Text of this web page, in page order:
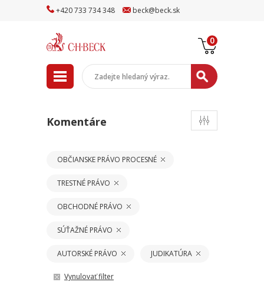
+420733 734348 beck@beck.sk
0
Komentáre
OBČIANSKE PRÁVO PROCESNÉ
TRESTNÉ PRÁVO
OBCHODNÉ PRÁVO
SÚŤAŽNÉ PRÁVO
AUTORSKÉ PRÁVO JUDIKATÚRA
Vynulovať filter